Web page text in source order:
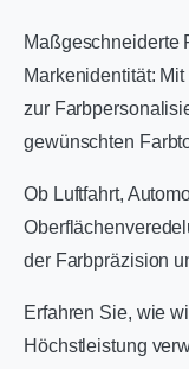
Maßgeschneiderte
Markenidentität:
zur
gewünschten
Ob Luftfahrt,
der Farbpräzision
Erfahren Sie, wie
Höchstleistung